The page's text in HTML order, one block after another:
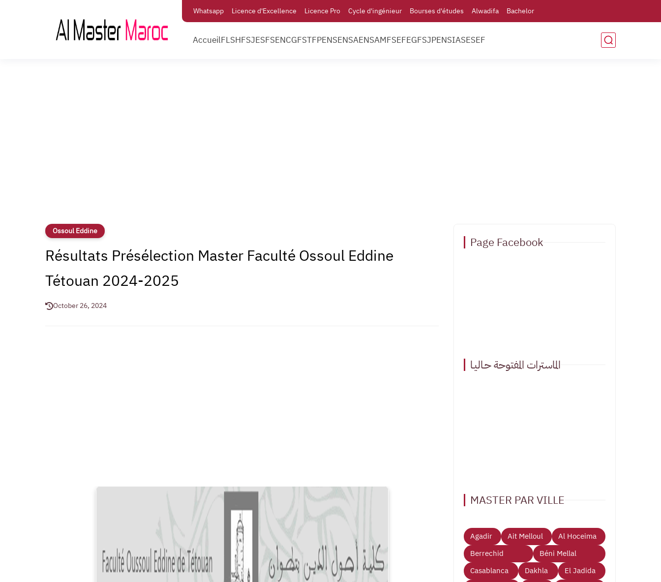
Whatsapp Licence d'Excellence Licence Pro Cycle d'ingénieur Bourses d'études Alwadifa Bachelor
AccueilFLSHFSJESFSENCGFSTFPENSENSAENSAMFSEFEGFSJPENSIASESEF
Ossoul Eddine
Résultats Présélection Master Faculté Ossoul Eddine
Tétouan 2024-2025
October 26, 2024
Page Facebook
الماسترات المفتوحة حـاليـا
MASTER PAR VILLE
Agadir Ait Melloul
Al Hoceima
Berrechid
Béni Mellal
Casablanca
Dakhla
El Jadida